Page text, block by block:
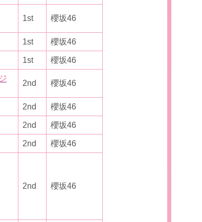
1st 櫻坂46
1st 櫻坂46
1st 櫻坂46
2nd 櫻坂46
2nd 櫻坂46
2nd 櫻坂46
2nd 櫻坂46
2nd 櫻坂46